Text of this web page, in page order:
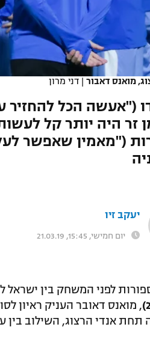
פומבית לבית עסק
הערוצים
מואנס דאבור | דני מרון
("אעשה הכל להחזיר
זר היה יותר קל
("מאמין שאפשר
יעקב זיו
יום חמישי, 15:45, 21.03.19
לפני המשחק בין ישראל
תחת אנדי הרצוג, השילוב בין